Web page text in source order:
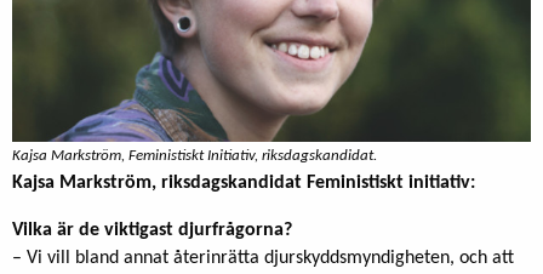
Kajsa Markström, Feministiskt Initiativ, riksdagskandidat.
Kajsa Markström, riksdagskandidat Feministiskt initiativ:
Vilka är de viktigast djurfrågorna?
– Vi vill bland annat återinrätta djurskyddsmyndigheten, och att